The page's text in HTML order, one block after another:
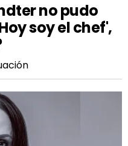
no pudo
soy el chef',